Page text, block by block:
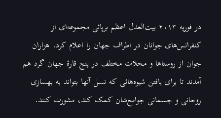
در فوريه ۲۰۱۳ بيت‌العدل اعظم برپائی مجموعه‌ای از
کنفرانس‌های جوانان در اطراف جهان را اعلام کرد. هزاران
جوان از روستاها و محلات مختلف در پنج قارۂ جهان گرد هم
آمدند تا برای يافتن شيوه‌هائی که نسل آنها بتواند به بهسازی
روحانی و جسمانی جوامع‌شان کمک کند، مشورت کنند.